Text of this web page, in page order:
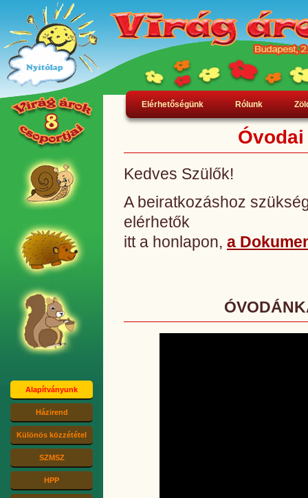
Elérhetőségünk Rólunk
Kedves Szülők!
A beiratkozáshoz
elérhetők
itt a honlapon, a
Alapítványunk
Házirend
Különös közzététel
SZMSZ
HPP